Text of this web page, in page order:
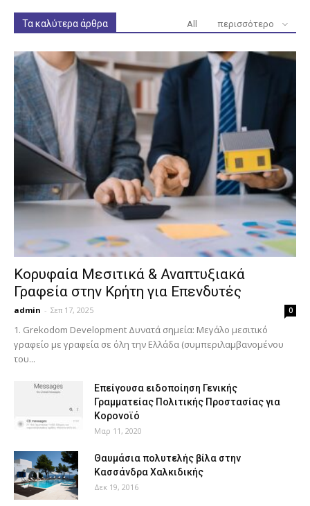
Τα καλύτερα άρθρα All περισσότερο
Κορυφαία Μεσιτικά & Αναπτυξιακά
Γραφεία στην Κρήτη για Επενδυτές
admin - Σεπ 17, 2025 0
1. Grekodom Development Δυνατά σημεία: Μεγάλο μεσιτικό
γραφείο με γραφεία σε όλη την Ελλάδα (συμπεριλαμβανομένου
του...
Επείγουσα ειδοποίηση Γενικής
Γραμματείας Πολιτικής Προστασίας για
Κορονοϊό
Μαρ 11, 2020
Θαυμάσια πολυτελής βίλα στην
Κασσάνδρα Χαλκιδικής
Δεκ 19, 2016